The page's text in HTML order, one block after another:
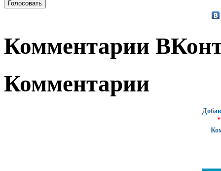
Комментарии
Комментарии
*